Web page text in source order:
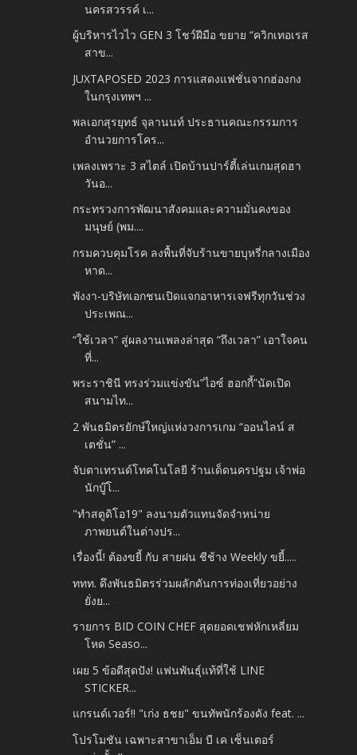
นครสวรรค์ เ...
ผู้บริหารไวไว GEN 3 โชว์ฝีมือ ขยาย “ควิกเทอเรส
สาข...
JUXTAPOSED 2023 การแสดงแฟชั่นจากฮ่องกง
ในกรุงเทพฯ ...
พลเอกสุรยุทธ์ จุลานนท์ ประธานคณะกรรมการ
อำนวยการโคร...
เพลงเพราะ 3 สไตล์ เปิดบ้านปาร์ตี้เล่นเกมสุดฮา
วันอ...
กระทรวงการพัฒนาสังคมและ​ความมั่นคงของ​
มนุษย์​ (พม....
กรมควบคุมโรค ลงพื้นที่จับร้านขายบุหรี่กลางเมือง
หาด...
พังงา-บริษัทเอกชนเปิดแจกอาหารเจฟรีทุกวันช่วง
ประเพณ...
“ใช้เวลา” สู่ผลงานเพลงล่าสุด “ถึงเวลา” เอาใจคน
ที่...
พระราชินี ทรงร่วมแข่งขัน”ไอซ์ ฮอกกี้”นัดเปิด
สนามไท...
2 พันธมิตรยักษ์ใหญ่แห่งวงการเกม “ออนไลน์ ส
เตชั่น” ...
จับตาเทรนด์โทคโนโลยี ร้านเด็ดนครปฐม เจ้าพ่อ
นักบู๊โ...
"ทำสตูดิโอ19" ลงนามตัวแทนจัดจำหน่าย
ภาพยนต์ในต่างปร...
เรื่องนี้! ต้องขยี้ กับ สายฝน ชีช้าง Weekly ขยี้.....
ททท. ดึงพันธมิตรร่วมผลักดันการท่องเที่ยวอย่าง
ยั่งย...
รายการ BID COIN CHEF สุดยอดเชฟหักเหลี่ยม
โหด Seaso...
เผย 5 ข้อดีสุดปัง! แฟนพันธุ์แท้ที่ใช้ LINE
STICKER...
แกรนด์เวอร์!! "เก่ง​ ธชย" ขนทัพนักร้องดัง​ feat.​ ...
โปรโมชัน เฉพาะสาขาเอ็ม บี เค เซ็นเตอร์